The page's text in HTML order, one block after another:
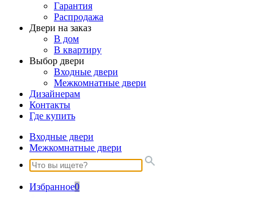
Гарантия
Распродажа
Двери на заказ
В дом
В квартиру
Выбор двери
Входные двери
Межкомнатные двери
Дизайнерам
Контакты
Где купить
Входные двери
Межкомнатные двери
Избранное0